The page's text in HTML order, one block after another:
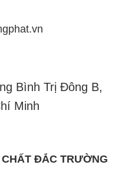
Bình Trị Đông B,
Minh
ĐẮC TRƯỜNG